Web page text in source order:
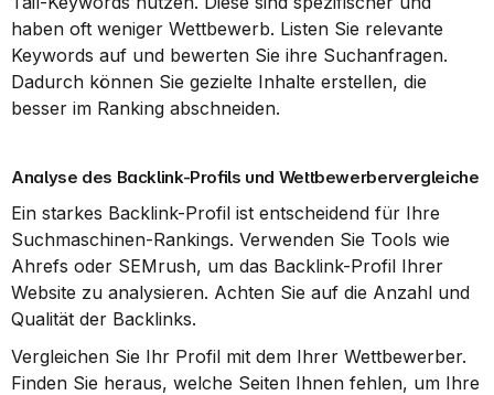
haben oft weniger Wettbewerb. Listen Sie relevante
Keywords auf und bewerten Sie ihre Suchanfragen.
Dadurch können Sie gezielte Inhalte erstellen, die
besser im Ranking abschneiden.
Analyse des Backlink-Profils und Wettbewerbervergleiche
Ein starkes Backlink-Profil ist entscheidend für Ihre
Suchmaschinen-Rankings. Verwenden Sie Tools wie
Ahrefs oder SEMrush, um das Backlink-Profil Ihrer
Website zu analysieren. Achten Sie auf die Anzahl und
Qualität der Backlinks.
Vergleichen Sie Ihr Profil mit dem Ihrer Wettbewerber.
Finden Sie heraus, welche Seiten Ihnen fehlen, um Ihre